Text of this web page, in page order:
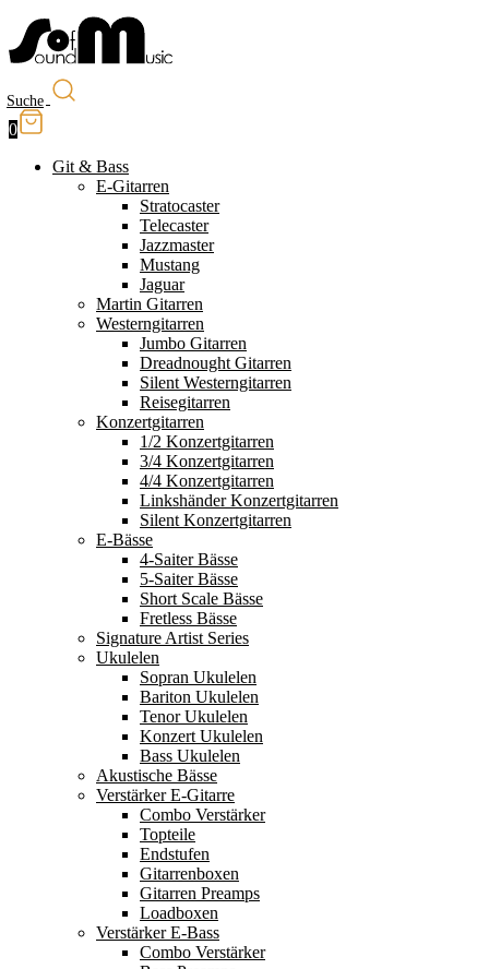
Suche
0
Git & Bass
E-Gitarren
Stratocaster
Telecaster
Jazzmaster
Mustang
Jaguar
Martin Gitarren
Westerngitarren
Jumbo Gitarren
Dreadnought Gitarren
Silent Westerngitarren
Reisegitarren
Konzertgitarren
1/2 Konzertgitarren
3/4 Konzertgitarren
4/4 Konzertgitarren
Linkshänder Konzertgitarren
Silent Konzertgitarren
E-Bässe
4-Saiter Bässe
5-Saiter Bässe
Short Scale Bässe
Fretless Bässe
Signature Artist Series
Ukulelen
Sopran Ukulelen
Bariton Ukulelen
Tenor Ukulelen
Konzert Ukulelen
Bass Ukulelen
Akustische Bässe
Verstärker E-Gitarre
Combo Verstärker
Topteile
Endstufen
Gitarrenboxen
Gitarren Preamps
Loadboxen
Verstärker E-Bass
Combo Verstärker